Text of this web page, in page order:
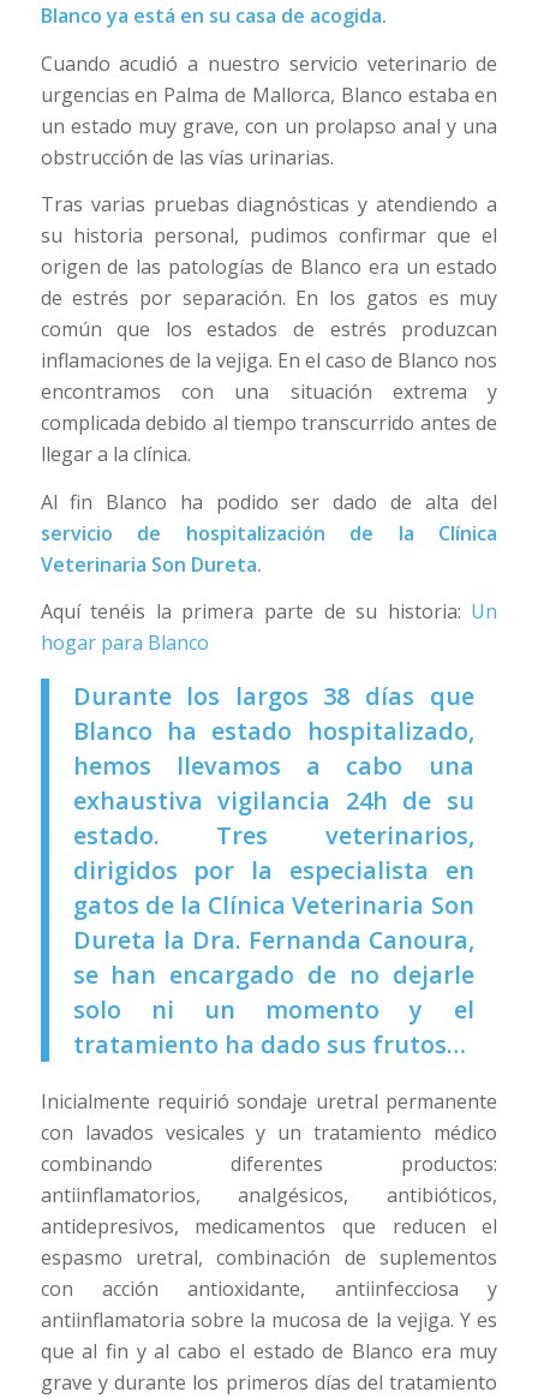
Blanco ya está en su casa de acogida.
Cuando acudió a nuestro servicio veterinario de
urgencias en Palma de Mallorca, Blanco estaba en
un estado muy grave, con un prolapso anal y una
obstrucción de las vías urinarias.
Tras varias pruebas diagnósticas y atendiendo a
su historia personal, pudimos confirmar que el
origen de las patologías de Blanco era un estado
de estrés por separación. En los gatos es muy
común que los estados de estrés produzcan
inflamaciones de la vejiga. En el caso de Blanco nos
encontramos con una situación extrema y
complicada debido al tiempo transcurrido antes de
llegar a la clínica.
Al fin Blanco ha podido ser dado de alta del
servicio de hospitalización de la Clínica
Veterinaria Son Dureta.
Aquí tenéis la primera parte de su historia: Un
hogar para Blanco
Durante los largos 38 días que
Blanco ha estado hospitalizado,
hemos llevamos a cabo una
exhaustiva vigilancia 24h de su
estado. Tres veterinarios,
dirigidos por la especialista en
gatos de la Clínica Veterinaria Son
Dureta la Dra. Fernanda Canoura,
se han encargado de no dejarle
solo ni un momento y el
tratamiento ha dado sus frutos…
Inicialmente requirió sondaje uretral permanente
con lavados vesicales y un tratamiento médico
combinando diferentes productos:
antiinflamatorios, analgésicos, antibióticos,
antidepresivos, medicamentos que reducen el
espasmo uretral, combinación de suplementos
con acción antioxidante, antiinfecciosa y
antiinflamatoria sobre la mucosa de la vejiga. Y es
que al fin y al cabo el estado de Blanco era muy
grave y durante los primeros días del tratamiento